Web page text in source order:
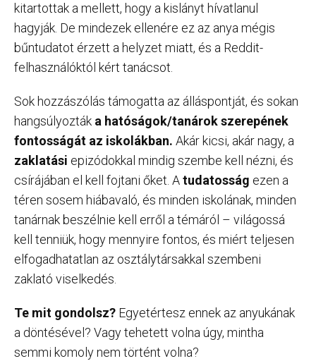
kitartottak a mellett, hogy a kislányt hívatlanul
hagyják. De mindezek ellenére ez az anya mégis
bűntudatot érzett a helyzet miatt, és a Reddit-
felhasználóktól kért tanácsot.
Sok hozzászólás támogatta az álláspontját, és sokan
hangsúlyozták a hatóságok/tanárok szerepének
fontosságát az iskolákban. Akár kicsi, akár nagy, a
zaklatási epizódokkal mindig szembe kell nézni, és
csírájában el kell fojtani őket. Atudatosság ezen a
téren sosem hiábavaló, és minden iskolának, minden
tanárnak beszélnie kell erről a témáról – világossá
kell tenniük, hogy mennyire fontos, és miért teljesen
elfogadhatatlan az osztálytársakkal szembeni
zaklató viselkedés.
Te mit gondolsz? Egyetértesz ennek az anyukának
a döntésével? Vagy tehetett volna úgy, mintha
semmi komoly nem történt volna?